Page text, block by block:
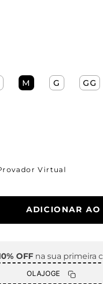
M G GG
Virtual
ADICIONAR AO
OFFna sua primeira
OLAJOGE